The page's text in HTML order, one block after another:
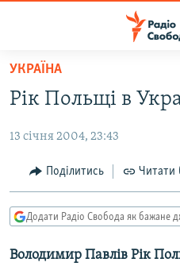
Перейти
основного
Перейти
Перейти
пошуку
СТАТТІ
ПОЛІТИКА
СУСПІЛЬСТВО
КУЛЬТУРА
ВІЙНА
ДОНБАС.РЕАЛІЇ
КРИМ.РЕАЛІЇ
УКРАЇНА
Рік Польщі в
13 січня 2004, 23:43
Поділитись Читати
Додати Радіо Свобода як бажане
Володимир Павлів Рік